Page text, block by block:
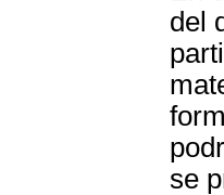
del
se